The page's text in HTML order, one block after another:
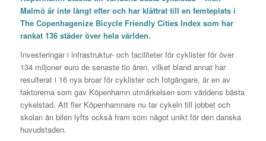
Malmö är inte långt efter och har klättrat till en femteplats i
The Copenhagenize Bicycle Friendly Cities Indexsom har
rankat 136 städer över hela världen.
Investeringar i infrastruktur- och faciliteter för cyklister för över
134 miljoner euro de senaste tio åren, vilket bland annat har
resulterat i 16 nya broar för cyklister och fotgängare, är en av
faktorerna som gav Köpenhamn utmärkelsen som världens bästa
cykelstad. Att fler Köpenhamnare nu tar cykeln till jobbet och
skolan än bilen lyfts också fram som något unikt för den danska
huvudstaden.